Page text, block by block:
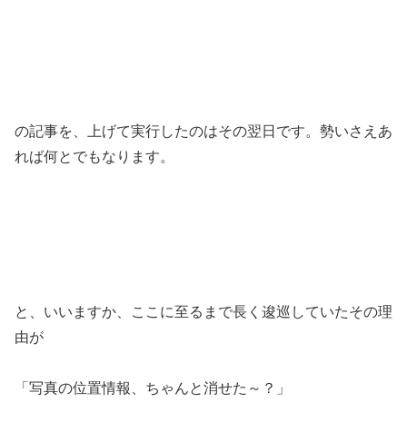
の記事を、上げて実行したのはその翌日です。勢いさえあ
れば何とでもなります。
と、いいますか、ここに至るまで長く逡巡していたその理
由が
「写真の位置情報、ちゃんと消せた～？」